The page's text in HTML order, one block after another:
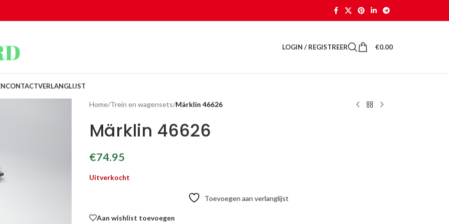
LOGIN / REGISTREER €0.00
CONTACTVERLANGLIJST
Home/Trein en wagensets/Märklin 46626
Märklin 46626
€74.95
Uitverkocht
Toevoegen aan verlanglijst
Aan wishlist toevoegen